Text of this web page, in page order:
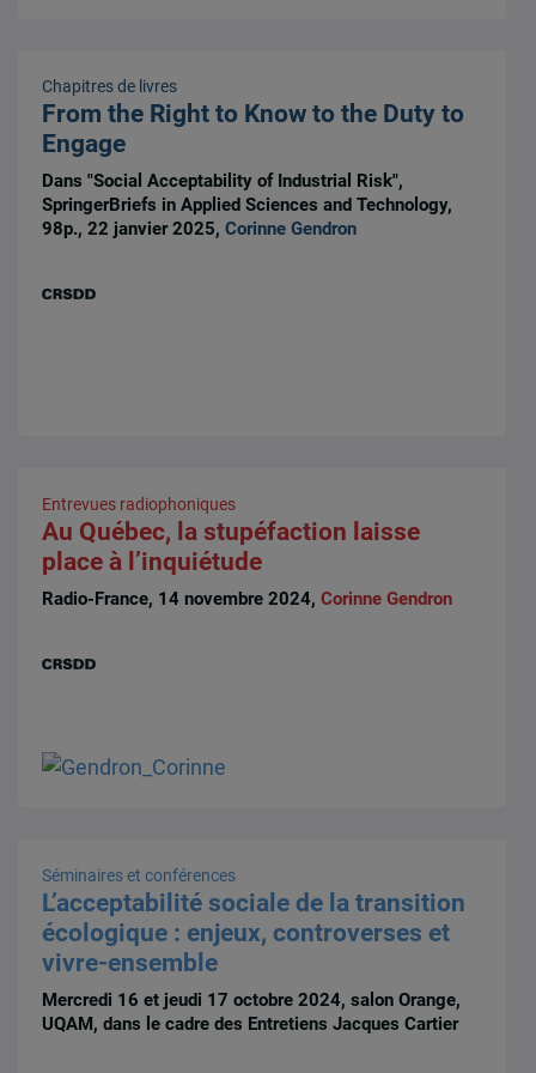
Chapitres de livres
From the Right to Know to the Duty to
Engage
Dans "Social Acceptability of Industrial Risk",
SpringerBriefs in Applied Sciences and Technology,
98p., 22 janvier 2025,Corinne Gendron
Entrevues radiophoniques
Au Québec, la stupéfaction laisse
place à l’inquiétude
Radio-France, 14 novembre 2024,Corinne Gendron
Séminaires et conférences
L’acceptabilité sociale de la transition
écologique : enjeux, controverses et
vivre-ensemble
Mercredi 16 et jeudi 17 octobre 2024, salon Orange,
UQAM, dans le cadre des Entretiens Jacques Cartier